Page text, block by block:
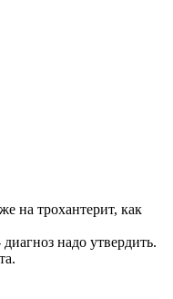
на трохантерит, как
надо утвердить.